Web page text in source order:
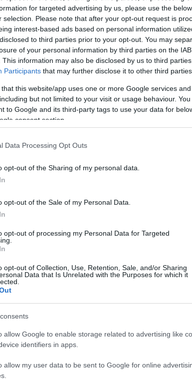
for targeted advertising by us, please use the
selection. Please note that after your opt-out request is
interest-based ads based on personal information
to third parties prior to your opt-out. You may
of your personal information by third parties on the
This information may also be disclosed by us to third
Participants that may further disclose it to other third parties.
that this website/app uses one or more Google services
but not limited to your visit or usage behaviour.
to Google and its third-party tags to use your data for
consent section.
Data Processing Opt Outs
opt-out of the Sharing of my personal data.
opt-out of the Sale of my Personal Data.
opt-out of processing my Personal Data for Targeted
opt-out of Collection, Use, Retention, Sale, and/or Sharing
Data that Is Unrelated with the Purposes for which it
allow Google to enable storage related to advertising like
identifiers in apps.
allow my user data to be sent to Google for online
εργαζόμενοι.
ΔΙΑΦΗΜΙΣΗ
Υποβολή σχολίου